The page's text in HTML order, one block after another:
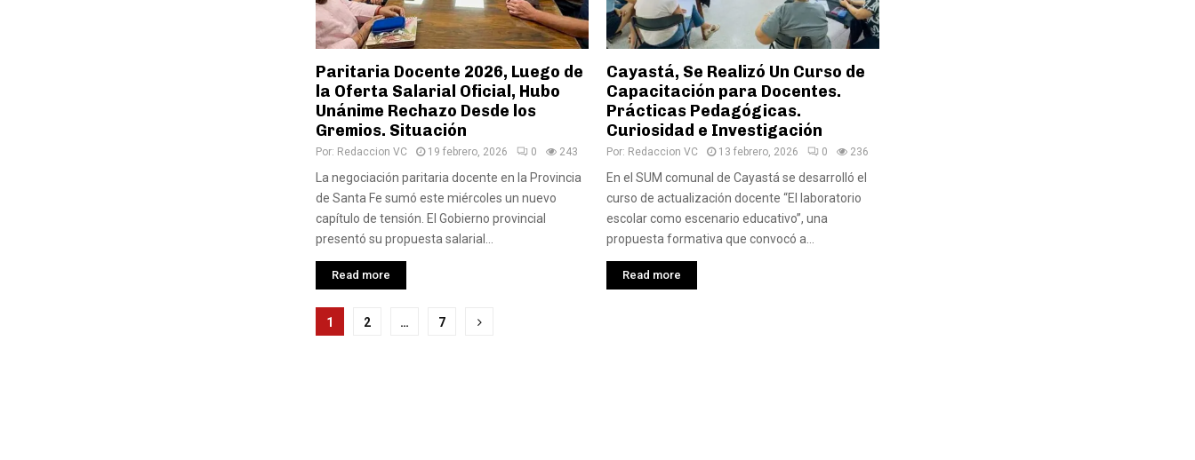
Paritaria Docente 2026, Luego de
la Oferta Salarial Oficial, Hubo
Unánime Rechazo Desde los
Gremios. Situación
Por: Redaccion VC 19 febrero, 2026 0 243
La negociación paritaria docente en la Provincia
de Santa Fe sumó este miércoles un nuevo
capítulo de tensión. El Gobierno provincial
presentó su propuesta salarial...
Read more
Cayastá, Se Realizó Un Curso de
Capacitación para Docentes.
Prácticas Pedagógicas.
Curiosidad e Investigación
Por: Redaccion VC 13 febrero, 2026 0 236
En el SUM comunal de Cayastá se desarrolló el
curso de actualización docente “El laboratorio
escolar como escenario educativo”, una
propuesta formativa que convocó a...
Read more
Paginación
1 2 … 7